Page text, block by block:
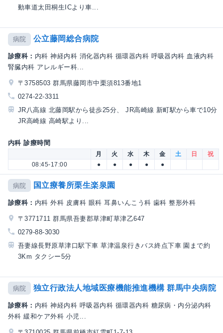
動車道太田桐生ICより車...
病院 公立藤岡総合病院
診療科： 内科 神経内科 消化器内科 循環器内科 呼吸器内科 血液内科
腎臓内科 アレルギー科...
〒3758503 群馬県藤岡市中栗須813番地1
0274-22-3311
JR八高線 北藤岡駅から徒歩25分、 JR高崎線 新町駅から車で10分
JR高崎線 高崎駅より...
内科 診療時間
月 火 水 木 金 土 日
祝
08:45-17:00
● ● ● ● ●
病院 国立療養所栗生楽泉園
診療科： 内科 外科 皮膚科 眼科 耳鼻いんこう科 歯科 整形外科
〒3771711 群馬県吾妻郡草津町草津乙647
0279-88-3030
吾妻線長野原草津口駅下車 草津温泉行きバス終点下車 園まで約
3Km タクシー5分
病院 独立行政法人地域医療機能推進機構 群馬中央病院
診療科： 内科 神経内科 呼吸器内科 循環器内科 糖尿病・内分泌内科
外科 緩和ケア外科 小児...